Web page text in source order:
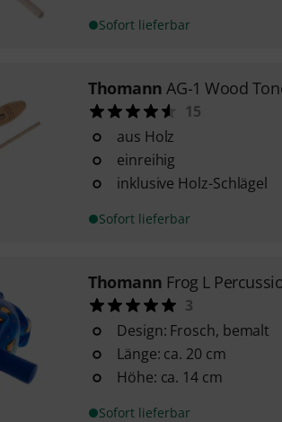
Sofort lieferbar
Thomann AG-1 Wood
15
aus Holz
einreihig
inklusive Holz-Schlägel
Sofort lieferbar
Thomann Frog L
3
Design: Frosch, bemalt
Länge: ca. 20 cm
Höhe: ca. 14 cm
Sofort lieferbar